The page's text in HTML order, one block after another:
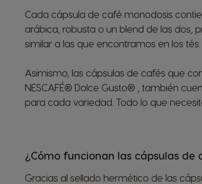
Cada cápsula de café monodosis
arábica, robusta o un blend de las dos,
similar a las que encontramos en los tés.
Asimismo, las cápsulas de cafés que
NESCAFÉ® Dolce Gusto® , también
para cada variedad. Todo lo que
¿Cómo funcionan las cápsulas de
Gracias al sellado hermético de las